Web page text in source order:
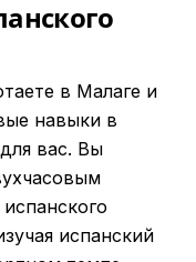
в Малаге и
навыки в
вас. Вы
испанский